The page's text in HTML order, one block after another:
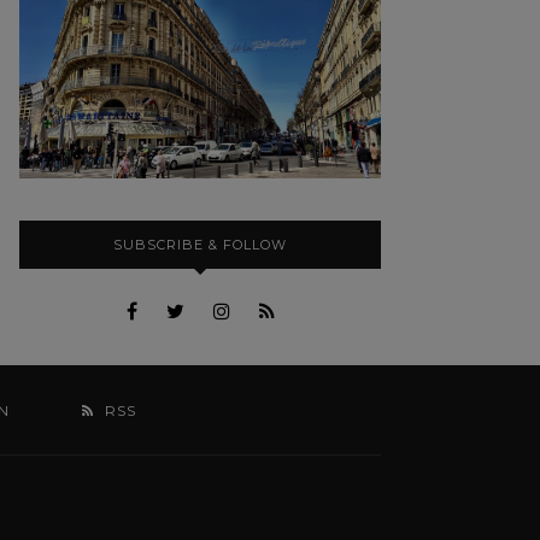
SUBSCRIBE & FOLLOW
RSS